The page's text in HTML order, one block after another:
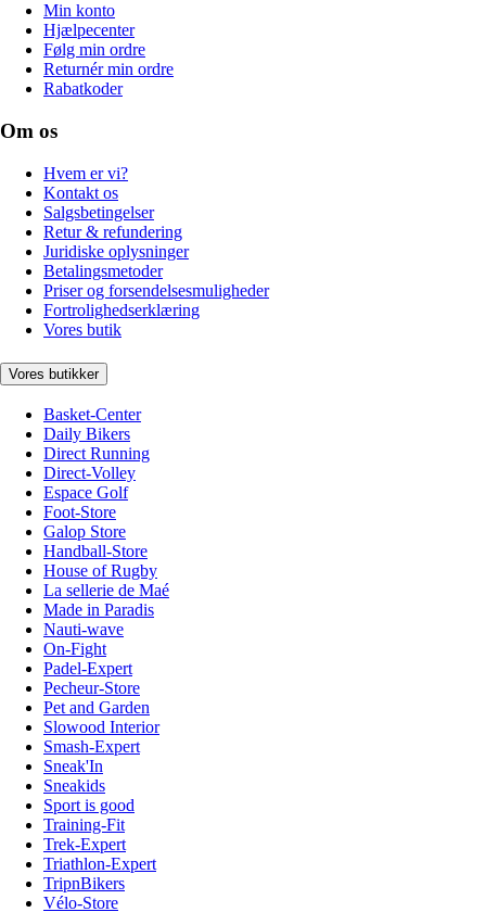
Min konto
Hjælpecenter
Følg min ordre
Returnér min ordre
Rabatkoder
Om os
Hvem er vi?
Kontakt os
Salgsbetingelser
Retur & refundering
Juridiske oplysninger
Betalingsmetoder
Priser og forsendelsesmuligheder
Fortrolighedserklæring
Vores butik
Vores butikker
Basket-Center
Daily Bikers
Direct Running
Direct-Volley
Espace Golf
Foot-Store
Galop Store
Handball-Store
House of Rugby
La sellerie de Maé
Made in Paradis
Nauti-wave
On-Fight
Padel-Expert
Pecheur-Store
Pet and Garden
Slowood Interior
Smash-Expert
Sneak'In
Sneakids
Sport is good
Training-Fit
Trek-Expert
Triathlon-Expert
TripnBikers
Vélo-Store